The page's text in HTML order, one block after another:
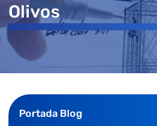
Olivos
Portada Blog